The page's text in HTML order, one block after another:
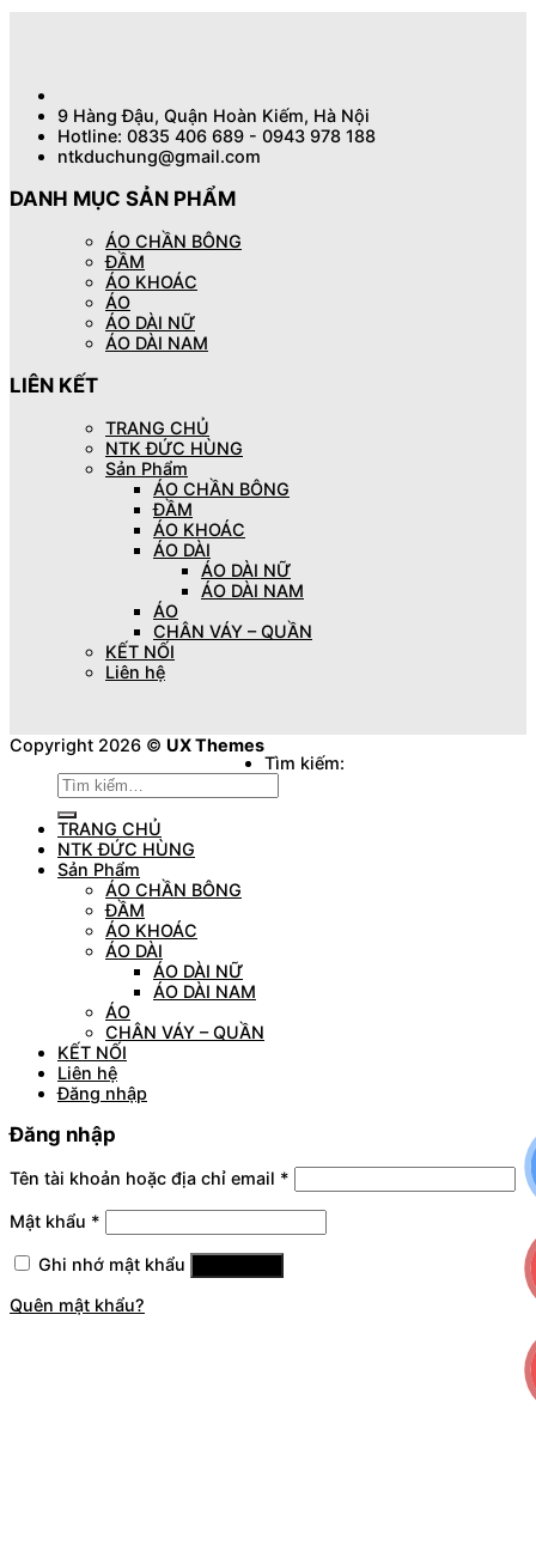
9 Hàng Đậu, Quận Hoàn Kiếm, Hà Nội
Hotline: 0835 406 689 - 0943 978 188
ntkduchung@gmail.com
DANH MỤC SẢN PHẨM
ÁO CHẦN BÔNG
ĐẦM
ÁO KHOÁC
ÁO
ÁO DÀI NỮ
ÁO DÀI NAM
LIÊN KẾT
TRANG CHỦ
NTK ĐỨC HÙNG
Sản Phẩm
ÁO CHẦN BÔNG
ĐẦM
ÁO KHOÁC
ÁO DÀI
ÁO DÀI NỮ
ÁO DÀI NAM
ÁO
CHÂN VÁY – QUẦN
KẾT NỐI
Liên hệ
Copyright 2026 © UX Themes
Tìm kiếm:
TRANG CHỦ
NTK ĐỨC HÙNG
Sản Phẩm
ÁO CHẦN BÔNG
ĐẦM
ÁO KHOÁC
ÁO DÀI
ÁO DÀI NỮ
ÁO DÀI NAM
ÁO
CHÂN VÁY – QUẦN
KẾT NỐI
Liên hệ
Đăng nhập
Đăng nhập
Tên tài khoản hoặc địa chỉ email *
Mật khẩu *
Ghi nhớ mật khẩu
Quên mật khẩu?